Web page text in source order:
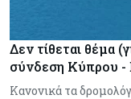
Δεν τίθεται θέμα
σύνδεση Κύπρου -
Κανονικά τα